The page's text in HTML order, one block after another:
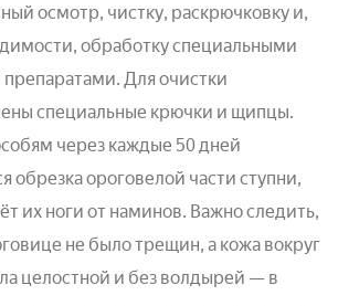
осмотр, чистку, раскрючковку и,
обработку специальными
Для очистки
специальные крючки и щипцы.
через каждые 50 дней
обрезка ороговелой части ступни,
их ноги от наминов. Важно следить,
не было трещин, а кожа вокруг
целостной и без волдырей — в